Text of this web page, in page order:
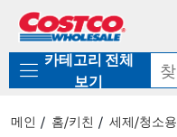
로
기
가
카테고리 전체
보기
메인 홈/키친 세제/청소